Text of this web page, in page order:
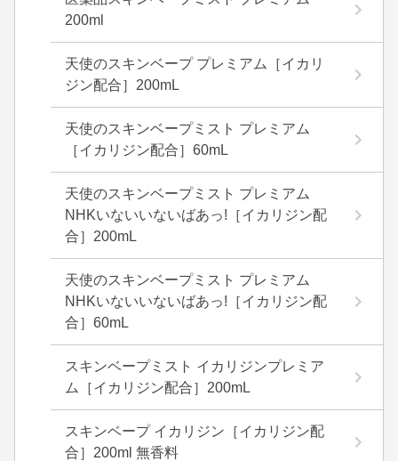
200ml
天使のスキンベープ プレミアム［イカリ
ジン配合］200mL
天使のスキンベープミスト プレミアム
［イカリジン配合］60mL
天使のスキンベープミスト プレミアム
NHKいないいないばあっ!［イカリジン配
合］200mL
天使のスキンベープミスト プレミアム
NHKいないいないばあっ!［イカリジン配
合］60mL
スキンベープミスト イカリジンプレミア
ム［イカリジン配合］200mL
スキンベープ イカリジン［イカリジン配
合］200ml 無香料